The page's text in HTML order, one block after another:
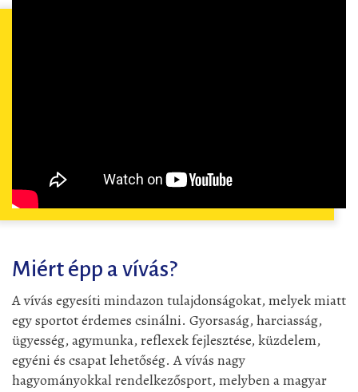
Miért épp a vívás?
A vívás egyesíti mindazon tulajdonságokat, melyek miatt
egy sportot érdemes csinálni. Gyorsaság, harciasság,
ügyesség, agymunka, reflexek fejlesztése, küzdelem,
egyéni és csapat lehetőség. A vívás nagy
hagyományokkal rendelkezősport, melyben a magyar